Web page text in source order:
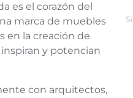
es el corazón del
marca de muebles
en la creación de
y potencian
con arquitectos,